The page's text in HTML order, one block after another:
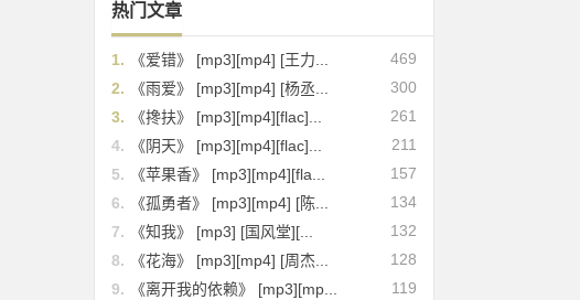
热门文章
469
1.
《爱错》 [mp3][mp4] [王力...
300
2.
《雨爱》 [mp3][mp4] [杨丞...
261
3.
《搀扶》 [mp3][mp4][flac]...
211
4.
《阴天》 [mp3][mp4][flac]...
157
5.
《苹果香》 [mp3][mp4][fla...
134
6.
《孤勇者》 [mp3][mp4] [陈...
132
7.
《知我》 [mp3] [国风堂][...
128
8.
《花海》 [mp3][mp4] [周杰...
119
9.
《离开我的依赖》 [mp3][mp...